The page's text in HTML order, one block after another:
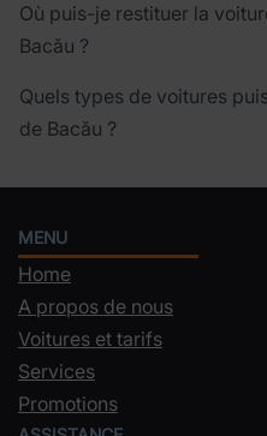
Où puis-je restituer la
Bacău ?
Quels types de voitures
de Bacău ?
MENU
Home
A propos de nous
Voitures et tarifs
Services
Promotions